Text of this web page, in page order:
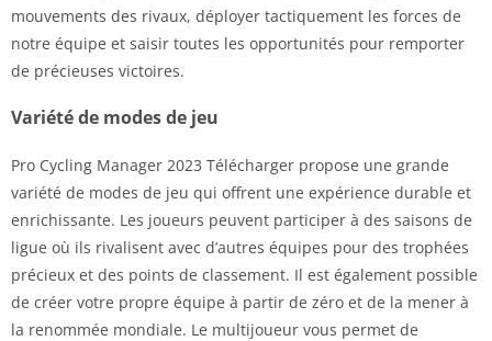
mouvements des rivaux, déployer tactiquement les forces de
notre équipe et saisir toutes les opportunités pour remporter
de précieuses victoires.
Variété de modes de jeu
Pro Cycling Manager 2023 Télécharger propose une grande
variété de modes de jeu qui offrent une expérience durable et
enrichissante. Les joueurs peuvent participer à des saisons de
ligue où ils rivalisent avec d’autres équipes pour des trophées
précieux et des points de classement. Il est également possible
de créer votre propre équipe à partir de zéro et de la mener à
la renommée mondiale. Le multijoueur vous permet de